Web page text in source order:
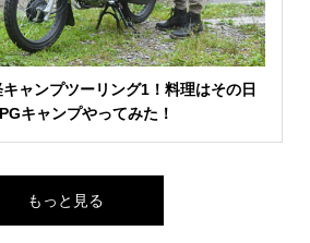
ャンプツーリング1！料理はその日
キャンプやってみた！
もっと見る